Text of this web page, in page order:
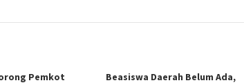
Pemkot
Beasiswa Daerah Belum Ada,